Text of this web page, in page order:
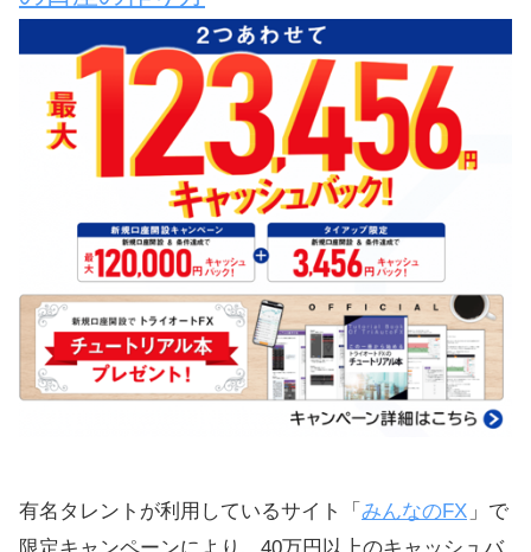
有名タレントが利用しているサイト「 みんなのFX 」で